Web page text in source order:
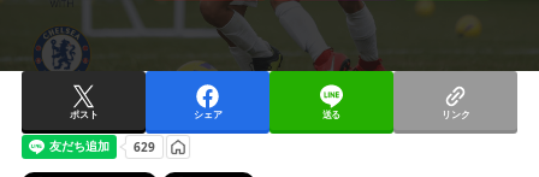
ポスト シェア 送る リンク